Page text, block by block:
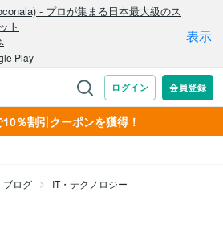
％割引クーポンを獲得！
ブログ IT・テクノロジー